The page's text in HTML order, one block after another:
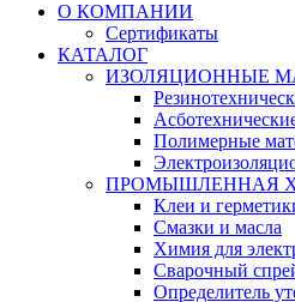
О КОМПАНИИ
Сертификаты
КАТАЛОГ
ИЗОЛЯЦИОННЫЕ
Полимерные
ПРОМЫШЛЕННАЯ
Клеи и
Смазки и масла
Химия для
Сварочный
Определитель